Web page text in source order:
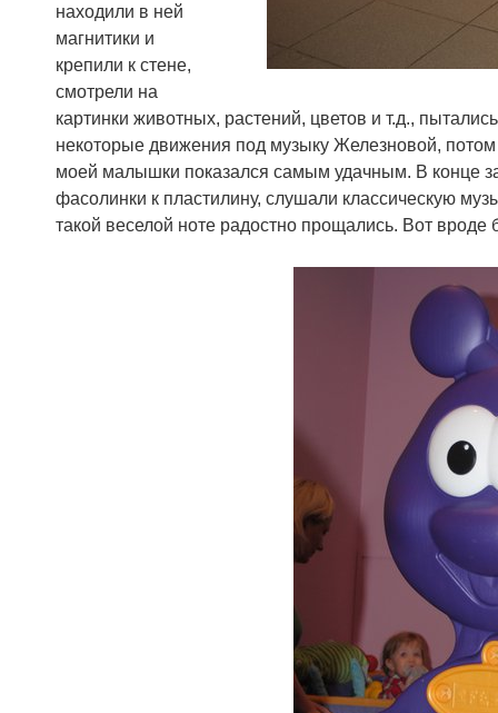
находили в ней
магнитики и
крепили к стене,
смотрели на
картинки животных, растений, цветов и т.д.,
некоторые движения под музыку Железновой,
моей малышки показался самым удачным. В конце
фасолинки к пластилину, слушали классическую
такой веселой ноте радостно прощались. Вот вроде